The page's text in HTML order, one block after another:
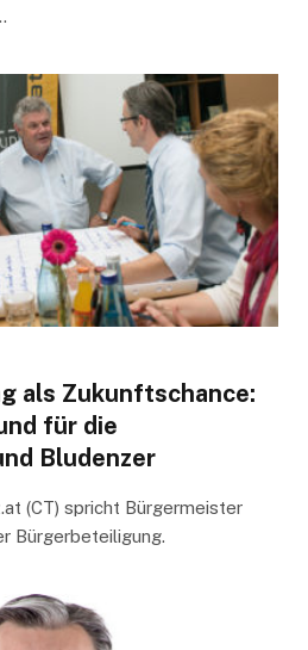
als Zukunftschance:
für die
Bludenzer
(CT) spricht Bürgermeister
Bürgerbeteiligung.